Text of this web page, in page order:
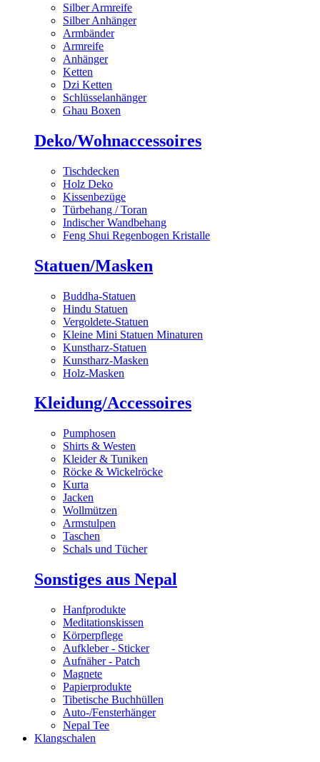
Silber Armreife
Silber Anhänger
Armbänder
Armreife
Anhänger
Ketten
Dzi Ketten
Schlüsselanhänger
Ghau Boxen
Deko/Wohnaccessoires
Tischdecken
Holz Deko
Kissenbezüge
Türbehang / Toran
Indischer Wandbehang
Feng Shui Regenbogen Kristalle
Statuen/Masken
Buddha-Statuen
Hindu Statuen
Vergoldete-Statuen
Kleine Mini Statuen Minaturen
Kunstharz-Statuen
Kunstharz-Masken
Holz-Masken
Kleidung/Accessoires
Pumphosen
Shirts & Westen
Kleider & Tuniken
Röcke & Wickelröcke
Kurta
Jacken
Wollmützen
Armstulpen
Taschen
Schals und Tücher
Sonstiges aus Nepal
Hanfprodukte
Meditationskissen
Körperpflege
Aufkleber - Sticker
Aufnäher - Patch
Magnete
Papierprodukte
Tibetische Buchhüllen
Auto-/Fensterhänger
Nepal Tee
Klangschalen